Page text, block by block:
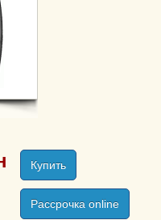
TE307
(TH201)
Купить
Рассрочка online